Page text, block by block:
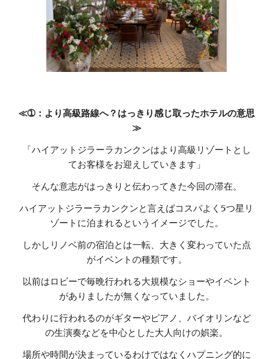
≪➀：より高級路線へ？はっきり感じ取ったホテルの意思
≫
「ハイアットジラーラカンクンはより高級リゾートとし
てお客様をお迎えしていきます」
そんな意志がはっきりと伝わってきた今回の滞在。
ハイアットジラーラカンクンと言えばコスパよく5つ星リ
ゾートに泊まれるというイメージでした。
しかしリノベ前の宿泊とは一転、大きく変わっていた点
がイベントの種類です。
以前はロビーで毎晩行われる大規模なショーやイベント
がありましたが無くなっていました。
代わりに行われるのがギターやピアノ、バイオリンなど
の生演奏などを中心とした大人向けの娯楽。
場所や時間が決まっているわけではなくハプニング的に